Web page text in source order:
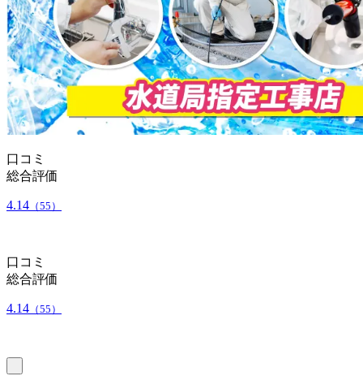
口コミ
総合評価
4.14 （55）
口コミ
総合評価
4.14 （55）